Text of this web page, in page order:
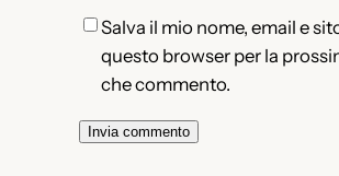
Salva il mio nome, email e
questo browser per la
che commento.